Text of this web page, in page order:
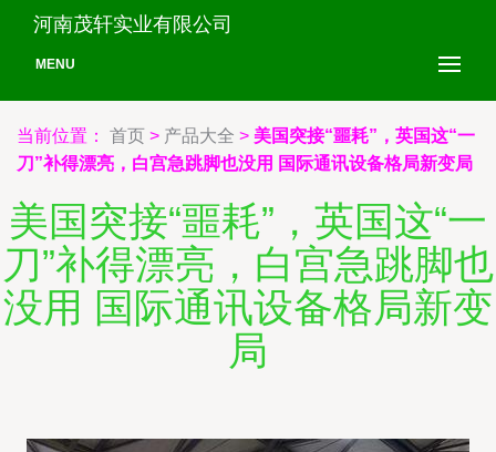
河南茂轩实业有限公司
MENU
当前位置： 首页 > 产品大全 > 美国突接“噩耗”，英国这“一
刀”补得漂亮，白宫急跳脚也没用 国际通讯设备格局新变局
美国突接“噩耗”，英国这“一
刀”补得漂亮，白宫急跳脚也
没用 国际通讯设备格局新变
局